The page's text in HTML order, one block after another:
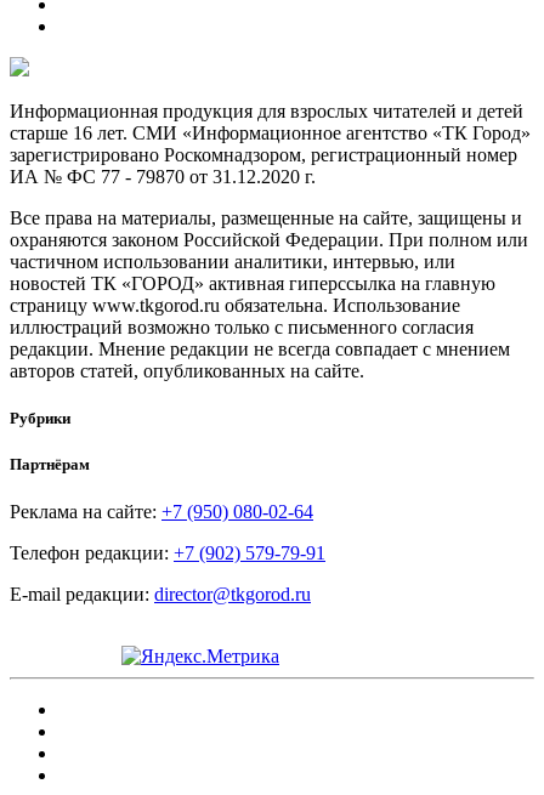
Информационная продукция для взрослых читателей и детей
старше 16 лет. СМИ «Информационное агентство «ТК Город»
зарегистрировано Роскомнадзором, регистрационный номер
ИА № ФС 77 - 79870 от 31.12.2020 г.
Все права на материалы, размещенные на сайте, защищены и
охраняются законом Российской Федерации. При полном или
частичном использовании аналитики, интервью, или
новостей ТК «ГОРОД» активная гиперссылка на главную
страницу www.tkgorod.ru обязательна. Использование
иллюстраций возможно только с письменного согласия
редакции. Мнение редакции не всегда совпадает с мнением
авторов статей, опубликованных на сайте.
Рубрики
Партнёрам
Реклама на сайте: +7 (950) 080-02-64
Телефон редакции: +7 (902) 579-79-91
E-mail редакции: director@tkgorod.ru